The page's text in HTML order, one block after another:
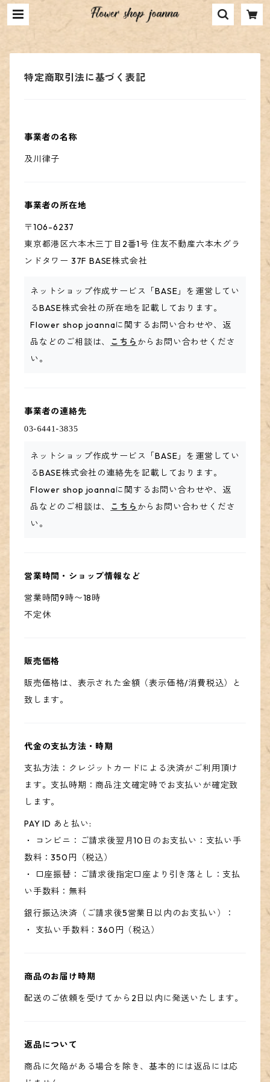
特定商取引法に基づく表記
事業者の名称
及川律子
事業者の所在地
〒106-6237
東京都港区六本木三丁目2番1号 住友不動産六本木グラ
ンドタワー 37F BASE株式会社
ネットショップ作成サービス「BASE」を運営してい
るBASE株式会社の所在地を記載しております。
Flower shop joannaに関するお問い合わせや、返
品などのご相談は、 こちら からお問い合わせくださ
い。
事業者の連絡先
ネットショップ作成サービス「BASE」を運営してい
るBASE株式会社の連絡先を記載しております。
Flower shop joannaに関するお問い合わせや、返
品などのご相談は、 こちら からお問い合わせくださ
い。
営業時間・ショップ情報など
営業時間9時〜18時
不定休
販売価格
販売価格は、表示された金額（表示価格/消費税込）と
致します。
代金の支払方法・時期
支払方法：クレジットカードによる決済がご利用頂け
ます。支払時期：商品注文確定時でお支払いが確定致
します。
PAY ID あと払い:
・ コンビニ：ご請求後翌月10日のお支払い：支払い手
数料：350円（税込）
・ 口座振替：ご請求後指定口座より引き落とし：支払
い手数料：無料
銀行振込決済（ご請求後5営業日以内のお支払い）：
・ 支払い手数料：360円（税込）
商品のお届け時期
配送のご依頼を受けてから2日以内に発送いたします。
返品について
商品に欠陥がある場合を除き、基本的には返品には応